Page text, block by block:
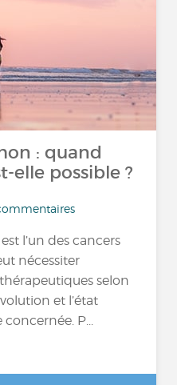
: quand
elle possible ?
l’un des cancers
nécessiter
selon
et l’état
P...